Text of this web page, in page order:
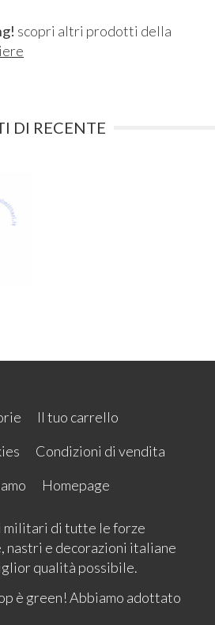
scopri altri prodotti della
DI RECENTE
Il tuo carrello
Condizioni di vendita
Homepage
di tutte le forze
nastri e decorazioni italiane
qualità possibile.
è green! Abbiamo adottato